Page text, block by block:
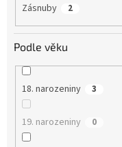
Zásnuby 2
Podle věku
18. narozeniny 3
19. narozeniny 0